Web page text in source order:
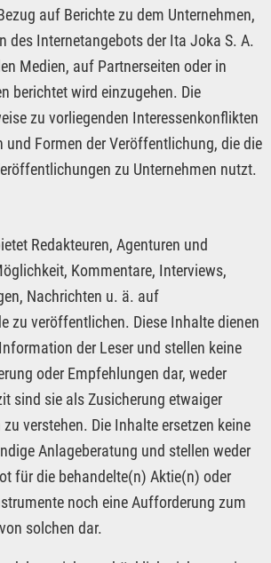
auf Berichte zu dem Unternehmen,
des Internetangebots der Ita Joka S. A.
Medien, auf Partnerseiten oder in
berichtet wird einzugehen. Die
zu vorliegenden Interessenkonflikten
und Formen der Veröffentlichung, die die
zu Unternehmen nutzt.
Redakteuren, Agenturen und
Kommentare, Interviews,
Nachrichten u. ä. auf
zu veröffentlichen. Diese Inhalte dienen
der Leser und stellen keine
oder Empfehlungen dar, weder
sind sie als Zusicherung etwaiger
verstehen. Die Inhalte ersetzen keine
Anlageberatung und stellen weder
für die behandelte(n) Aktie(n) oder
noch eine Aufforderung zum
solchen dar.